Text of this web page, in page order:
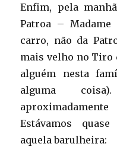
Enfim, pela
Patroa –
carro, não da
mais velho no Tiro
alguém nesta
alguma
Estávamos
aquela barulheira: